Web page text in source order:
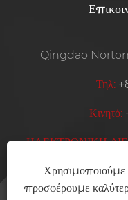
Qingdao
Τηλ:
Κινητό:
ΗΛΕΚΤΡΟΝΙΚΗ
Διεύθυνση:Plant 6,
Pingdu City,
προσφέρουμε